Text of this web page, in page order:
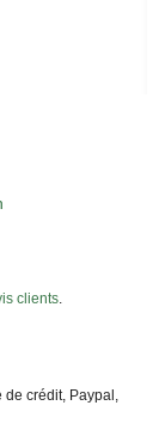
clients
crédit, Paypal,